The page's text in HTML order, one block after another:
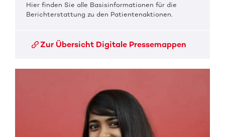
Hier finden Sie alle Basisinformationen für die
Berichterstattung zu den Patientenaktionen.
Zur Übersicht Digitale Pressemappen